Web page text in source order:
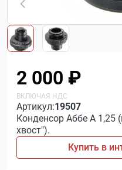
2 000 ₽
Артикул:19507
Конденсор Аббе А 1,25
хвост").
Купить в